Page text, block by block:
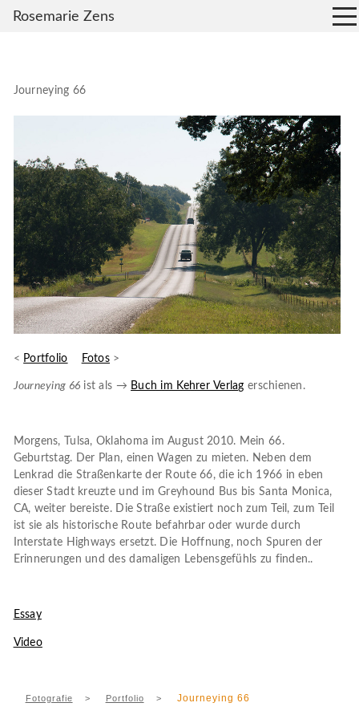
Journeying 66
< Portfolio Fotos >
Journeying 66 ist als → Buch im Kehrer Verlag erschienen.
Morgens, Tulsa, Oklahoma im August 2010. Mein 66.
Geburtstag. Der Plan, einen Wagen zu mieten. Neben dem
Lenkrad die Straßenkarte der Route 66, die ich 1966 in eben
dieser Stadt kreuzte und im Greyhound Bus bis Santa Monica,
CA, weiter bereiste. Die Straße existiert noch zum Teil, zum Teil
ist sie als historische Route befahrbar oder wurde durch
Interstate Highways ersetzt. Die Hoffnung, noch Spuren der
Erinnerungen und des damaligen Lebensgefühls zu finden..
Essay
Video
Fotografie > Portfolio > Journeying 66
Rosemarie Zens